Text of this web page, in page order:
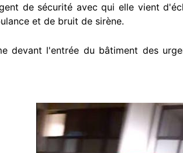
de sécurité avec qui elle vient
et de bruit de sirène.
devant l'entrée du bâtiment des